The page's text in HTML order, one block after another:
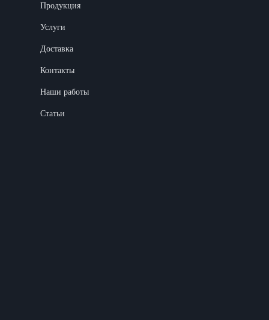
Продукция
Услуги
Доставка
Контакты
Наши работы
Статьи